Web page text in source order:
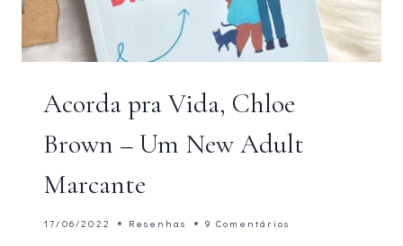
Acorda pra Vida, Chloe
Brown – Um New Adult
Marcante
17/06/2022 Resenhas 9 Comentários